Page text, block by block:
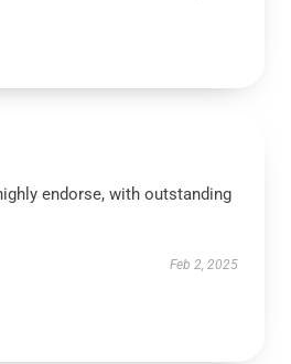
endorse, with outstanding
Feb 2, 2025